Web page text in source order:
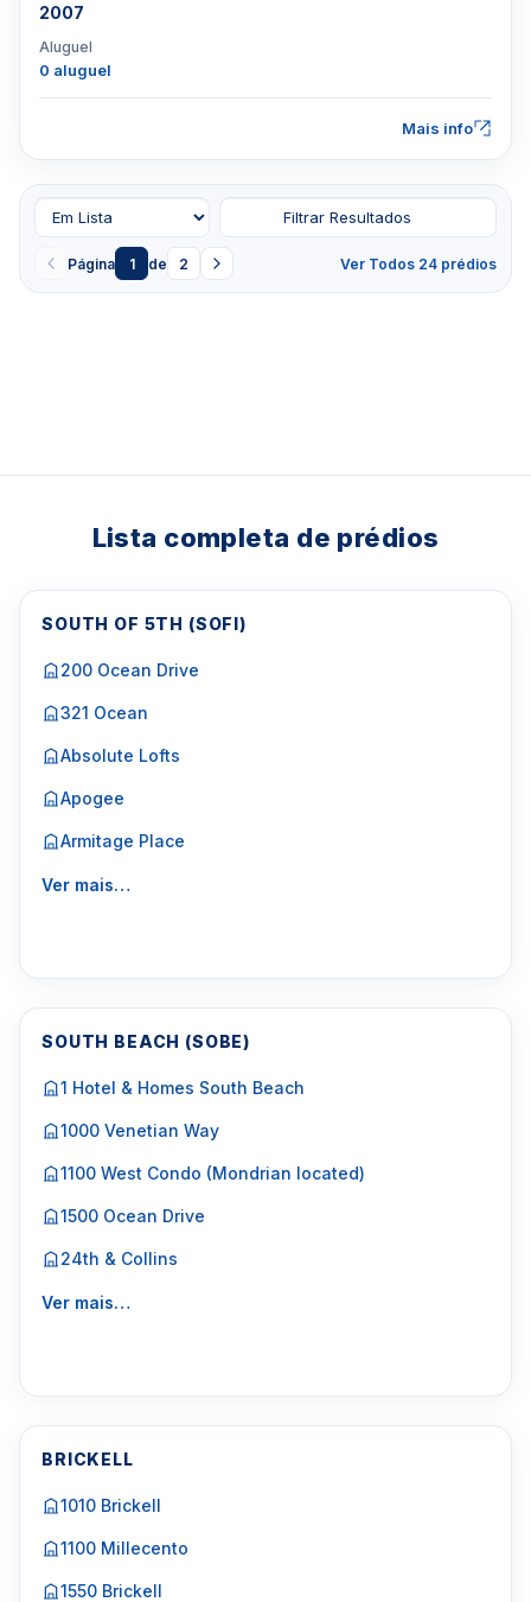
2007
Aluguel
0 aluguel
Mais info
Página 1 de 2 Ver Todos 24 prédios
Filtrar Resultados
Lista completa de prédios
SOUTH OF 5TH (SOFI)
200 Ocean Drive
321 Ocean
Absolute Lofts
Apogee
Armitage Place
Ver mais…
SOUTH BEACH (SOBE)
1 Hotel & Homes South Beach
1000 Venetian Way
1100 West Condo (Mondrian located)
1500 Ocean Drive
24th & Collins
Ver mais…
BRICKELL
1010 Brickell
1100 Millecento
1550 Brickell